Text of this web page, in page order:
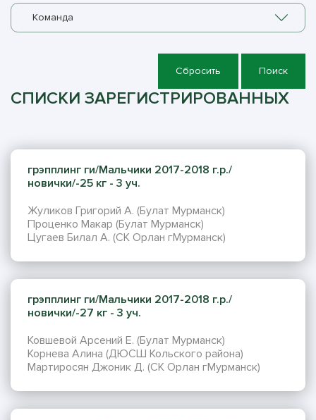
Команда
Сбросить Поиск
СПИСКИ ЗАРЕГИСТРИРОВАННЫХ
грэпплинг ги/Мальчики 2017-2018 г.р./
новички/-25 кг - 3 уч.
Жуликов Григорий А. (Булат Мурманск)
Проценко Макар (Булат Мурманск)
Цугаев Билал А. (СК Орлан гМурманск)
грэпплинг ги/Мальчики 2017-2018 г.р./
новички/-27 кг - 3 уч.
Ковшевой Арсений Е. (Булат Мурманск)
Корнева Алина (ДЮСШ Кольского района)
Мартиросян Джоник Д. (СК Орлан гМурманск)